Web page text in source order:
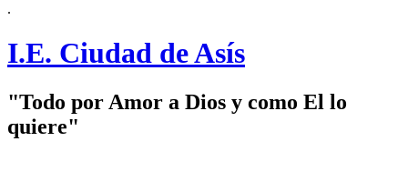
.
I.E. Ciudad de Asís
"Todo por Amor a Dios y como El lo
quiere"